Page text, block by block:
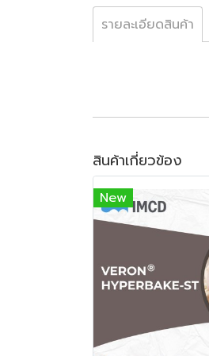
รายละเอียดสินค้า
สินค้าเกี่ยวข้อง
New